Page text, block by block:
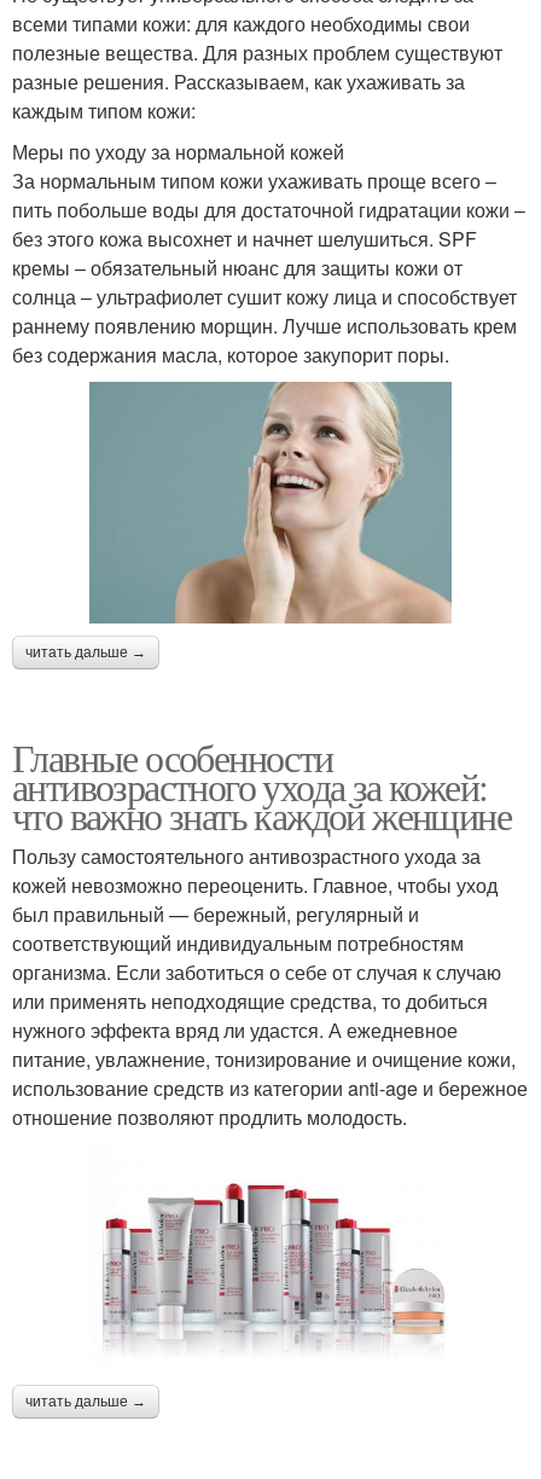
всеми типами кожи: для каждого необходимы свои
полезные вещества. Для разных проблем существуют
разные решения. Рассказываем, как ухаживать за
каждым типом кожи:
Меры по уходу за нормальной кожей
За нормальным типом кожи ухаживать проще всего –
пить побольше воды для достаточной гидратации кожи –
без этого кожа высохнет и начнет шелушиться. SPF
кремы – обязательный нюанс для защиты кожи от
солнца – ультрафиолет сушит кожу лица и способствует
раннему появлению морщин. Лучше использовать крем
без содержания масла, которое закупорит поры.
читать дальше →
Главные особенности
антивозрастного ухода за кожей:
что важно знать каждой женщине
Пользу самостоятельного антивозрастного ухода за
кожей невозможно переоценить. Главное, чтобы уход
был правильный — бережный, регулярный и
соответствующий индивидуальным потребностям
организма. Если заботиться о себе от случая к случаю
или применять неподходящие средства, то добиться
нужного эффекта вряд ли удастся. А ежедневное
питание, увлажнение, тонизирование и очищение кожи,
использование средств из категории anti-age и бережное
отношение позволяют продлить молодость.
читать дальше →